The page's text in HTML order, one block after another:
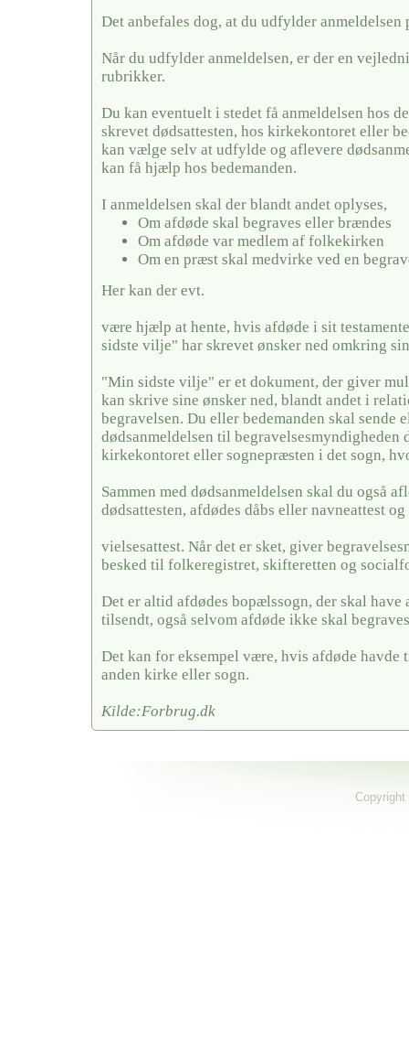
Det anbefales dog, at du udfylder anmeldelsen
Når du udfylder anmeldelsen, er der en
rubrikker.
Du kan eventuelt i stedet få anmeldelsen hos
skrevet dødsattesten, hos kirkekontoret eller
kan vælge selv at udfylde og aflevere
kan få hjælp hos bedemanden.
I anmeldelsen skal der blandt andet oplyses,
Om afdøde skal begraves eller brændes
Om afdøde var medlem af folkekirken
Om en præst skal medvirke ved en
Her kan der evt.
være hjælp at hente, hvis afdøde i sit
sidste vilje" har skrevet ønsker ned omkring
"Min sidste vilje" er et dokument, der giver
kan skrive sine ønsker ned, blandt andet i
begravelsen. Du eller bedemanden skal sende
dødsanmeldelsen til begravelsesmyndigheden
kirkekontoret eller sognepræsten i det sogn,
Sammen med dødsanmeldelsen skal du også
dødsattesten, afdødes dåbs eller navneattest og
vielsesattest. Når det er sket, giver
besked til folkeregistret, skifteretten og
Det er altid afdødes bopælssogn, der skal have
tilsendt, også selvom afdøde ikke skal
Det kan for eksempel være, hvis afdøde
anden kirke eller sogn.
Kilde:Forbrug.dk